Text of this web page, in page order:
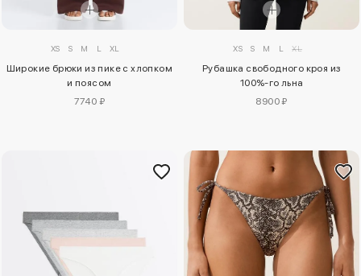
XS S M L XL
Широкие брюки из пике с хлопком
и поясом
7740 ₽
XS S M L XL
Рубашка свободного кроя из
100%-го льна
8900 ₽